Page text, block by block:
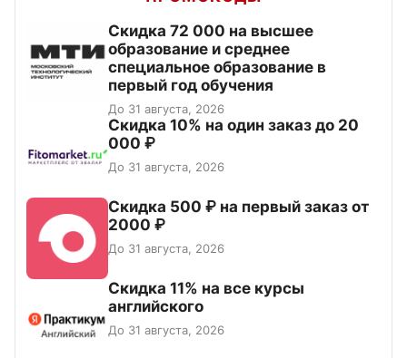
Скидка 72 000 на высшее
образование и среднее
специальное образование в
первый год обучения
До 31 августа, 2026
Скидка 10% на один заказ до 20
000 ₽
До 31 августа, 2026
Скидка 500 ₽ на первый заказ от
2000 ₽
До 31 августа, 2026
Скидка 11% на все курсы
английского
До 31 августа, 2026